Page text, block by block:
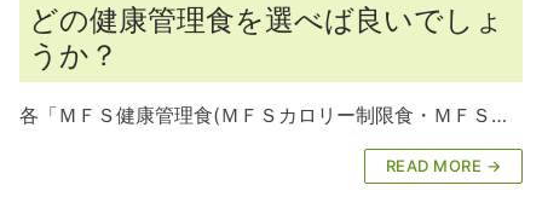
どの健康管理食を選べば良いでしょ
うか？
各「ＭＦＳ健康管理食(ＭＦＳカロリー制限食・ＭＦＳ…
READ MORE →